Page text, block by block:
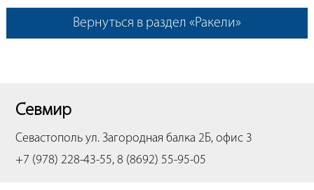
Вернуться в раздел «Ракели»
Севмир
Севастополь ул. Загородная балка 2Б, офис 3
+7 (978) 228-43-55, 8 (8692) 55-95-05